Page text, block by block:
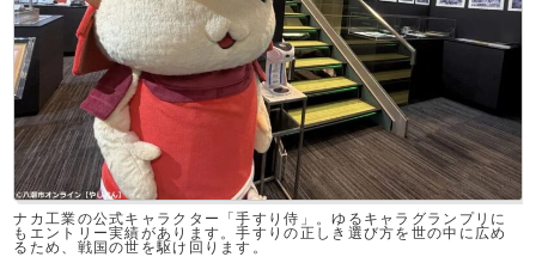
ナカ工業の公式キャラクター「手すり侍」。ゆるキャラグランプリに
もエントリー実績があります。手すりの正しき選び方を世の中に広め
るため、戦国の世を駆け回ります。